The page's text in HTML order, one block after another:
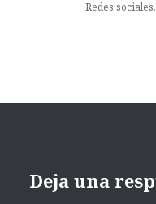
Redes
Deja una